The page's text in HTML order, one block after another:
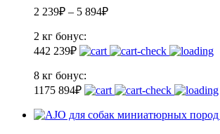
2 239₽ – 5 894₽
2 кг бонус:
442 239₽
8 кг бонус:
1175 894₽